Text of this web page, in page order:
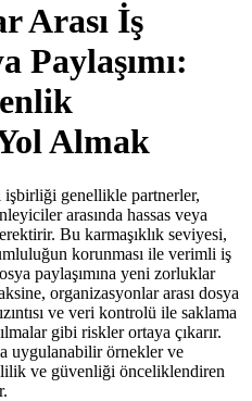
Arası İş
Paylaşımı:
Almak
işbirliği genellikle partnerler,
arasında hassas veya
Bu karmaşıklık seviyesi,
korunması ile verimli iş
paylaşımına yeni zorluklar
organizasyonlar arası dosya
ve veri kontrolü ile saklama
gibi riskler ortaya çıkarır.
uygulanabilir örnekler ve
ve güvenliği önceliklendiren